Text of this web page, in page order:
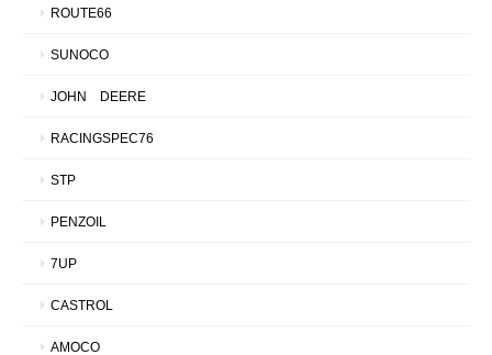
ROUTE66
SUNOCO
JOHN DEERE
RACINGSPEC76
STP
PENZOIL
7UP
CASTROL
AMOCO